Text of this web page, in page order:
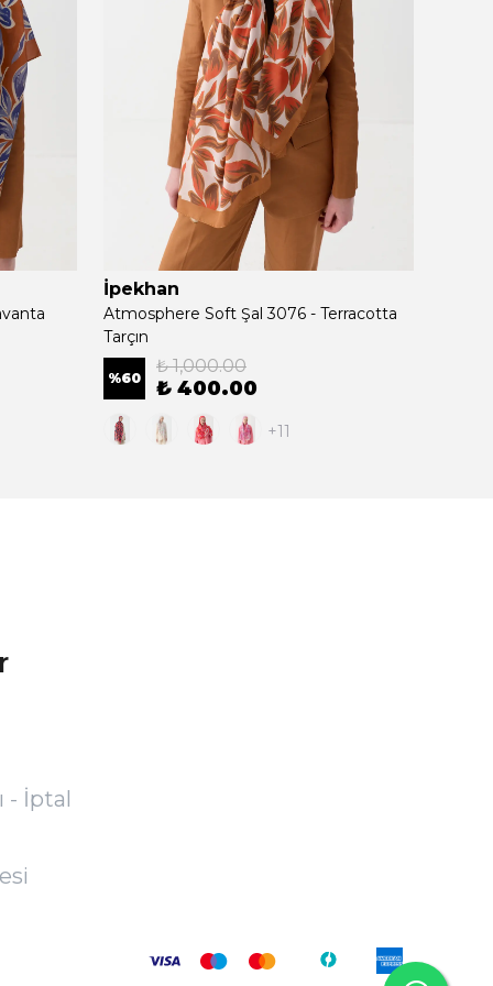
İpekhan
Atmosphere Soft Şal 3076 - Terracotta
Tarçın
%60
₺ 1,000.00
₺ 400.00
+11
- İptal